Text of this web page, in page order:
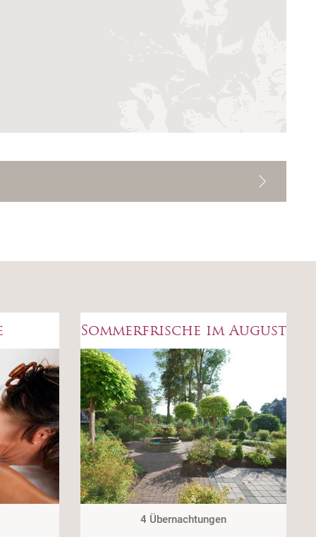
Sommerfrische im August
4 Übernachtungen